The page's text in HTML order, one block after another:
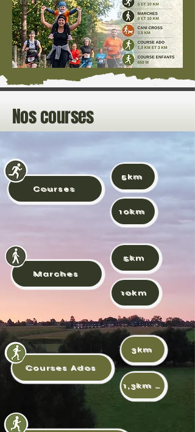
Nos courses
Courses
Courses Ados
10km
10km
5km
Marches
5km
3km
1,3km (2015)